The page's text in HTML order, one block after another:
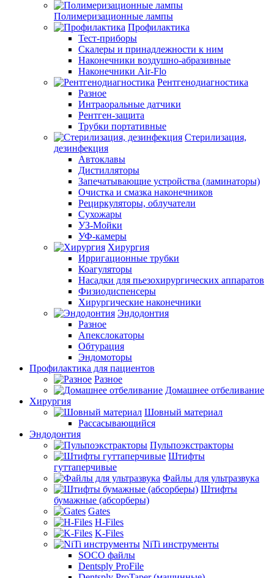
Полимеризационные лампы
Профилактика
Тест-приборы
Скалеры и принадлежности к ним
Наконечники воздушно-абразивные
Наконечники Air-Flo
Рентгенодиагностика
Разное
Интраоральные датчики
Рентген-защита
Трубки портативные
Стерилизация,
дезинфекция
Автоклавы
Дистилляторы
Запечатывающие устройства (ламинаторы)
Очистка и смазка наконечников
Рециркуляторы, облучатели
Сухожары
УЗ-Мойки
УФ-камеры
Хирургия
Ирригационные трубки
Коагуляторы
Насадки для пьезохирургических аппаратов
Физиодиспенсеры
Хирургические наконечники
Эндодонтия
Разное
Апекслокаторы
Обтурация
Эндомоторы
Профилактика для пациентов
Разное
Домашнее отбеливание
Хирургия
Шовный материал
Рассасывающийся
Эндодонтия
Пульпоэкстракторы
Штифты
гуттаперчивые
Файлы для ультразвука
Штифты
бумажные (абсорберы)
Gates
H-Files
K-Files
NiTi инструменты
SOCO файлы
Dentsply ProFile